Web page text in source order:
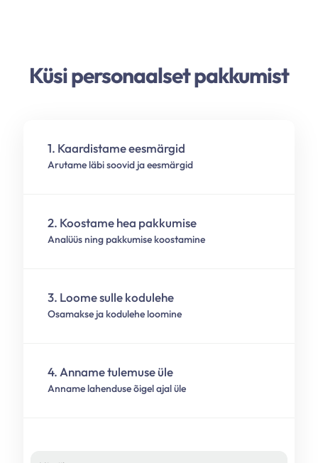
Küsi personaalset pakkumist
1. Kaardistame eesmärgid
Arutame läbi soovid ja eesmärgid
2. Koostame hea pakkumise
Analüüs ning pakkumise koostamine
3. Loome sulle kodulehe
Osamakse ja kodulehe loomine
4. Anname tulemuse üle
Anname lahenduse õigel ajal üle